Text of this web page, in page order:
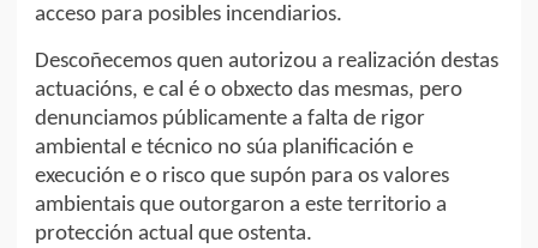
acceso para posibles incendiarios.
Descoñecemos quen autorizou a realización destas
actuacións, e cal é o obxecto das mesmas, pero
denunciamos públicamente a falta de rigor
ambiental e técnico no súa planificación e
execución e o risco que supón para os valores
ambientais que outorgaron a este territorio a
protección actual que ostenta.